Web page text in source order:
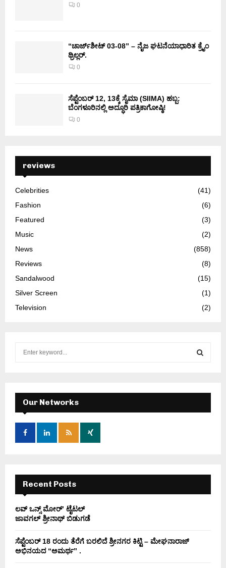
0
“ಚಾರ್ಜ್‌ಶೀಟ್ 03-08” – ನೈಜ ಘಟನೆಯಾಧಾರಿತ ಕ್ರೈಂ
ಥ್ರಿಲ್ಲರ್.
0
ಸೆಪ್ಟೆಂಬರ್ 12, 13ಕ್ಕೆ ಸೈಮಾ (SIIMA) ಹಬ್ಬ:
ಬೆಂಗಳೂರಿನಲ್ಲಿ ಅದ್ಧೂರಿ ಪತ್ರಿಕಾಗೋಷ್ಠಿ!
0
reviews
Celebrities
(41)
Fashion
(6)
Featured
(3)
Music
(2)
News
(858)
Reviews
(8)
Sandalwood
(15)
Silver Screen
(1)
Television
(2)
f
o
:
E
A
H
Our Networks
Recent Posts
ಲವ್ ಒನ್ಸ್ ಮೋರ್’ ಟೈಟಲ್
ಜಾವಗಲ್ ಶ್ರೀನಾಥ್ ಬಿಡುಗಡೆ
ಸೆಪ್ಟೆಂಬರ್ 18 ರಂದು ತೆರೆಗೆ ಬರಲಿದೆ ಶ್ರೀನಗರ ಕಿಟ್ಟಿ – ಮೇಘನಾರಾಜ್
ಅಭಿನಯದ “ಅಮರ್ಥ” .